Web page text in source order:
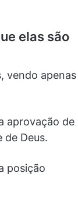
elas são
vendo apenas
aprovação de
de Deus.
posição